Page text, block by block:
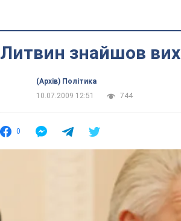
Литвин знайшов
(Архів) Політика
10.07.2009 12:51
744
0